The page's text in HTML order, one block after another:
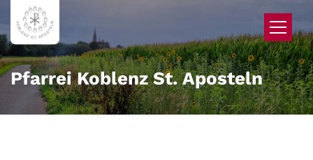
Zum Inhalt springen
Pfarrei Koblenz St. Aposteln